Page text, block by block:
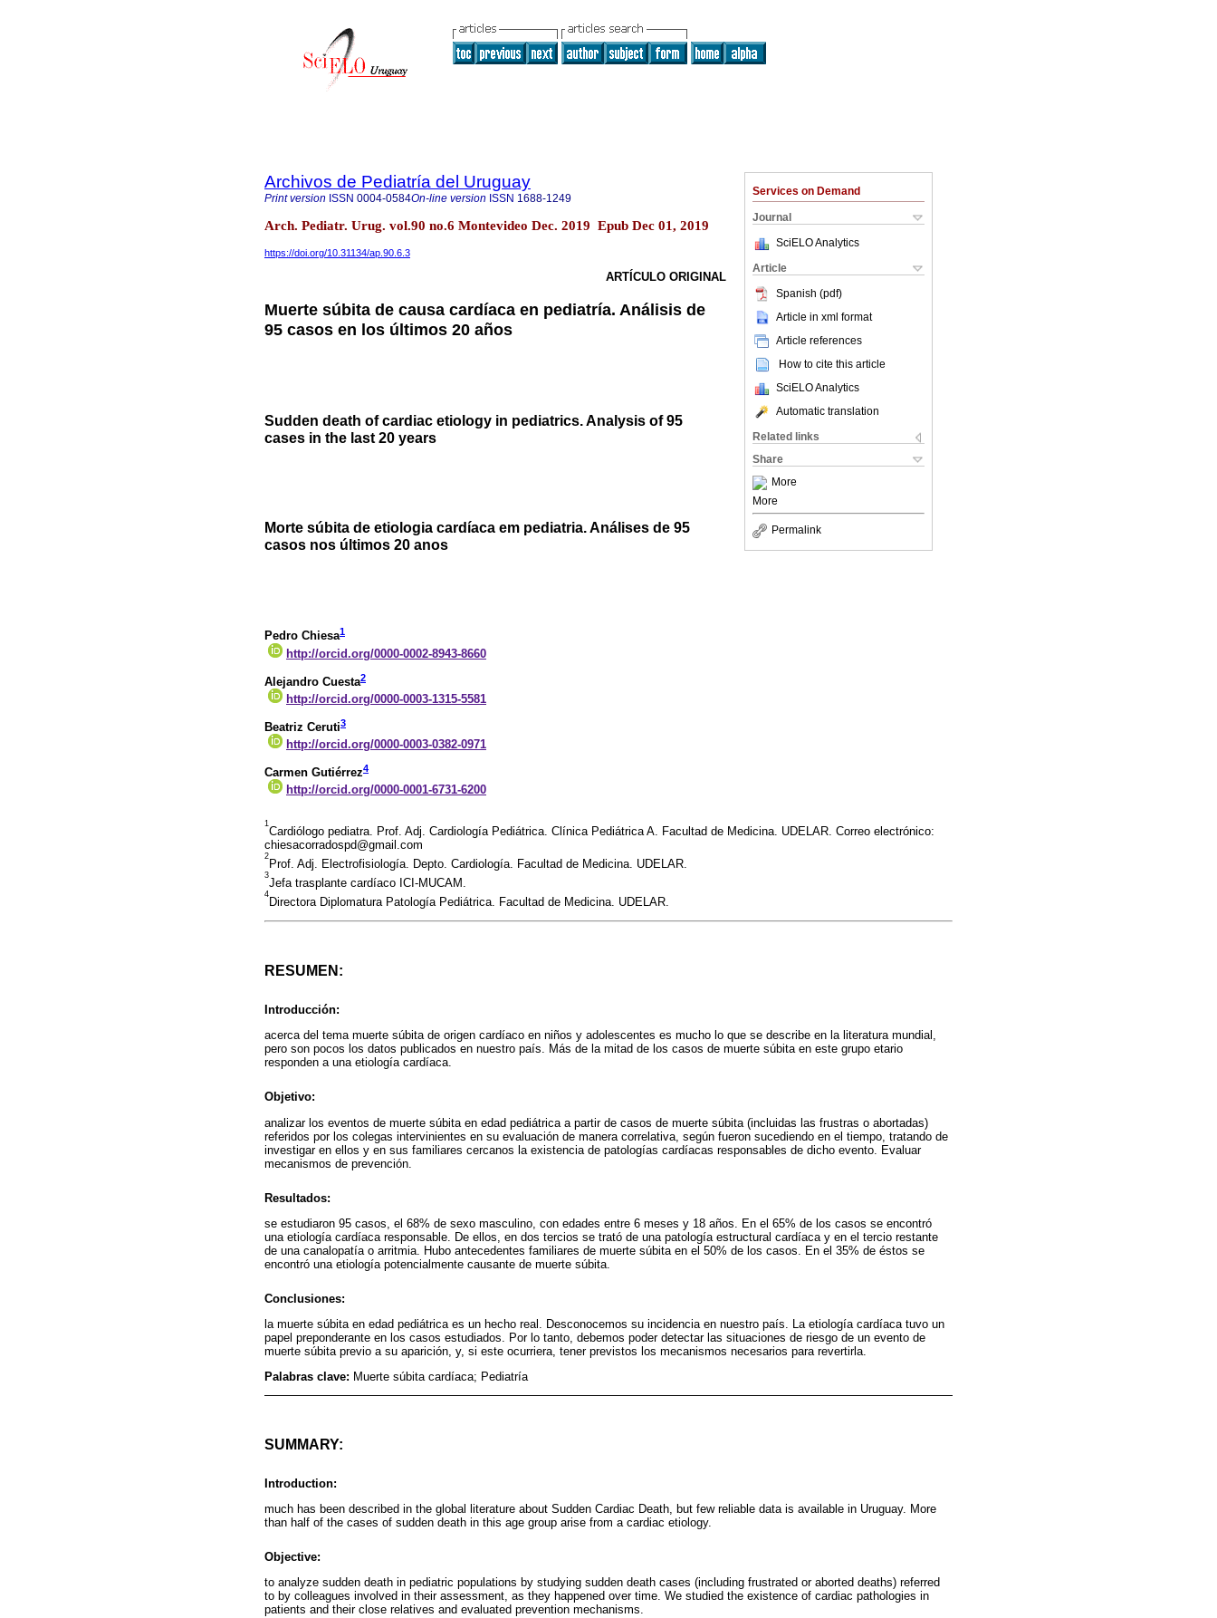
Services on Demand
Journal
SciELO Analytics
Article
Spanish (pdf)
Article in xml format
Article references
How to cite this article
SciELO Analytics
Automatic translation
Related links
Share
More
More
Permalink
Archivos de Pediatría del Uruguay
Print version ISSN 0004-0584On-line version ISSN 1688-1249
Arch. Pediatr. Urug. vol.90 no.6 Montevideo Dec. 2019 Epub Dec 01, 2019
https://doi.org/10.31134/ap.90.6.3
ARTÍCULO ORIGINAL
Muerte súbita de causa cardíaca en pediatría. Análisis de
95 casos en los últimos 20 años
Sudden death of cardiac etiology in pediatrics. Analysis of 95
cases in the last 20 years
Morte súbita de etiologia cardíaca em pediatria. Análises de 95
casos nos últimos 20 anos
Pedro Chiesa1
http://orcid.org/0000-0002-8943-8660
Alejandro Cuesta2
http://orcid.org/0000-0003-1315-5581
Beatriz Ceruti3
http://orcid.org/0000-0003-0382-0971
Carmen Gutiérrez4
http://orcid.org/0000-0001-6731-6200
1
Cardiólogo pediatra. Prof. Adj. Cardiología Pediátrica. Clínica Pediátrica A. Facultad de Medicina. UDELAR. Correo electrónico:
chiesacorradospd@gmail.com
2
Prof. Adj. Electrofisiología. Depto. Cardiología. Facultad de Medicina. UDELAR.
3
Jefa trasplante cardíaco ICI-MUCAM.
4
Directora Diplomatura Patología Pediátrica. Facultad de Medicina. UDELAR.
RESUMEN:
Introducción:
acerca del tema muerte súbita de origen cardíaco en niños y adolescentes es mucho lo que se describe en la literatura mundial,
pero son pocos los datos publicados en nuestro país. Más de la mitad de los casos de muerte súbita en este grupo etario
responden a una etiología cardíaca.
Objetivo:
analizar los eventos de muerte súbita en edad pediátrica a partir de casos de muerte súbita (incluidas las frustras o abortadas)
referidos por los colegas intervinientes en su evaluación de manera correlativa, según fueron sucediendo en el tiempo, tratando de
investigar en ellos y en sus familiares cercanos la existencia de patologías cardíacas responsables de dicho evento. Evaluar
mecanismos de prevención.
Resultados:
se estudiaron 95 casos, el 68% de sexo masculino, con edades entre 6 meses y 18 años. En el 65% de los casos se encontró
una etiología cardíaca responsable. De ellos, en dos tercios se trató de una patología estructural cardíaca y en el tercio restante
de una canalopatía o arritmia. Hubo antecedentes familiares de muerte súbita en el 50% de los casos. En el 35% de éstos se
encontró una etiología potencialmente causante de muerte súbita.
Conclusiones:
la muerte súbita en edad pediátrica es un hecho real. Desconocemos su incidencia en nuestro país. La etiología cardíaca tuvo un
papel preponderante en los casos estudiados. Por lo tanto, debemos poder detectar las situaciones de riesgo de un evento de
muerte súbita previo a su aparición, y, si este ocurriera, tener previstos los mecanismos necesarios para revertirla.
Palabras clave: Muerte súbita cardíaca; Pediatría
SUMMARY:
Introduction:
much has been described in the global literature about Sudden Cardiac Death, but few reliable data is available in Uruguay. More
than half of the cases of sudden death in this age group arise from a cardiac etiology.
Objective:
to analyze sudden death in pediatric populations by studying sudden death cases (including frustrated or aborted deaths) referred
to by colleagues involved in their assessment, as they happened over time. We studied the existence of cardiac pathologies in
patients and their close relatives and evaluated prevention mechanisms.